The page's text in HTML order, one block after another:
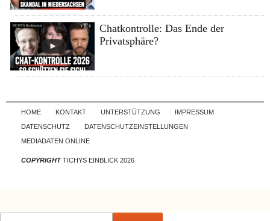
Chatkontrolle: Das Ende der
Privatsphäre?
Skip to content
HOME KONTAKT UNTERSTÜTZUNG
IMPRESSUM
DATENSCHUTZ
DATENSCHUTZEINSTELLUNGEN
MEDIADATEN ONLINE
COPYRIGHTTICHYS EINBLICK 2026